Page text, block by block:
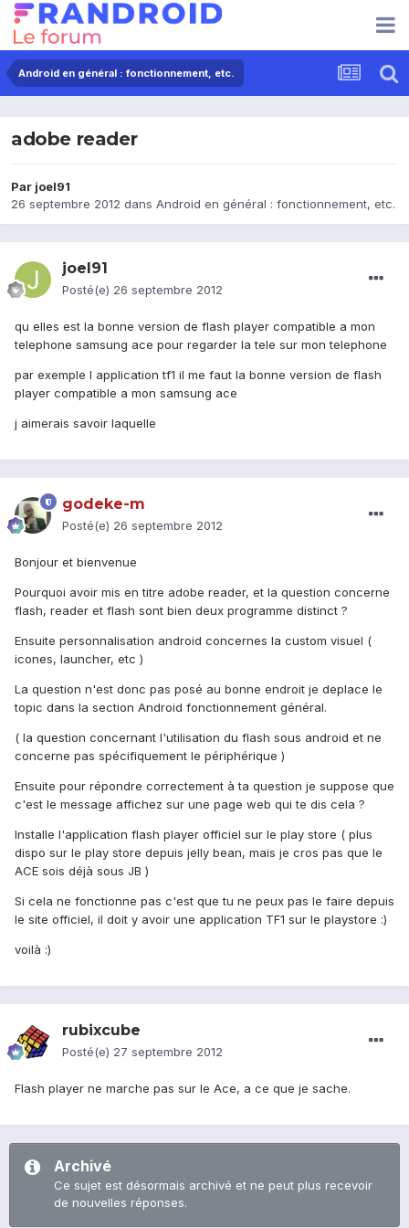
Android en général : fonctionnement, etc.
adobe reader
Par joel91
26 septembre 2012 dans Android en général : fonctionnement, etc.
joel91
Posté(e) 26 septembre 2012
qu elles est la bonne version de flash player compatible a mon
telephone samsung ace pour regarder la tele sur mon telephone
par exemple l application tf1 il me faut la bonne version de flash
player compatible a mon samsung ace
j aimerais savoir laquelle
godeke-m
Posté(e) 26 septembre 2012
Bonjour et bienvenue
Pourquoi avoir mis en titre adobe reader, et la question concerne
flash, reader et flash sont bien deux programme distinct ?
Ensuite personnalisation android concernes la custom visuel (
icones, launcher, etc )
La question n'est donc pas posé au bonne endroit je deplace le
topic dans la section Android fonctionnement général.
( la question concernant l'utilisation du flash sous android et ne
concerne pas spécifiquement le périphérique )
Ensuite pour répondre correctement à ta question je suppose que
c'est le message affichez sur une page web qui te dis cela ?
Installe l'application flash player officiel sur le play store ( plus
dispo sur le play store depuis jelly bean, mais je cros pas que le
ACE sois déjà sous JB )
Si cela ne fonctionne pas c'est que tu ne peux pas le faire depuis
le site officiel, il doit y avoir une application TF1 sur le playstore :)
voilà :)
rubixcube
Posté(e) 27 septembre 2012
Flash player ne marche pas sur le Ace, a ce que je sache.
Archivé
Ce sujet est désormais archivé et ne peut plus recevoir
de nouvelles réponses.